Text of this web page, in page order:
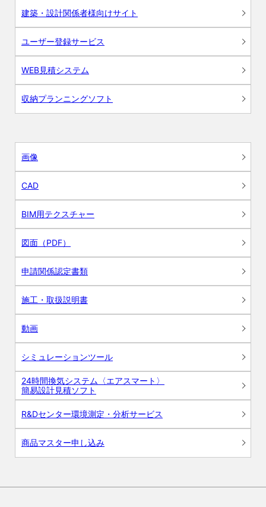
建築・設計関係者様向けサイト
ユーザー登録サービス
WEB見積システム
収納プランニングソフト
画像
CAD
BIM用テクスチャー
図面（PDF）
申請関係認定書類
施工・取扱説明書
動画
シミュレーションツール
24時間換気システム〈エアスマート〉
簡易設計見積ソフト
R&Dセンター環境測定・分析サービス
商品マスター申し込み